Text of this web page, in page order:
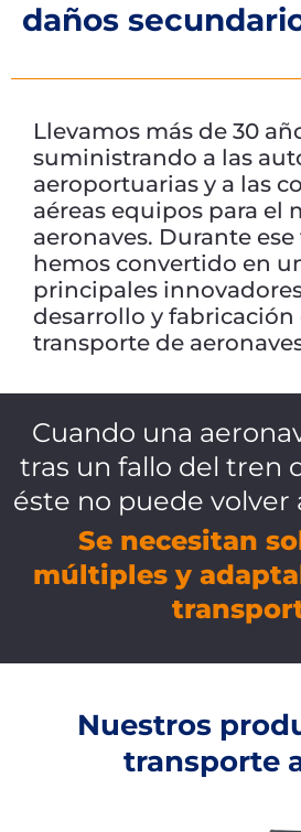
daños
Llevamos más de 30
suministrando a las
aeroportuarias y a las
aéreas equipos para el
aeronaves. Durante
hemos convertido en
principales
desarrollo y
transporte de
Cuando una
tras un fallo del tren
éste no puede volver
Se necesitan
múltiples y
Nuestros
transporte